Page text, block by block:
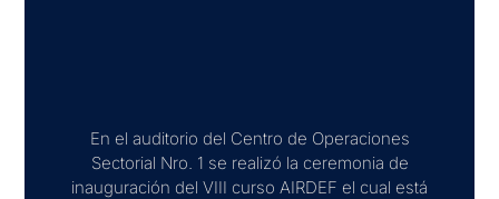
En el auditorio del Centro de Operaciones
Sectorial Nro. 1 se realizó la ceremonia de
inauguración del VIII curso AIRDEF el cual está